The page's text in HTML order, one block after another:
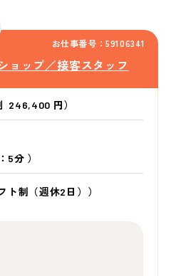
お仕事番号：59106341
ョップ／接客スタッフ
246,400 円）
5分 ）
ト制（週休2日））